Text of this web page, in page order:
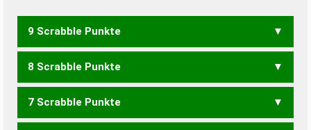
9 Scrabble Punkte
TWITTER WITTERT
8 Scrabble Punkte
WIRTET WITTER
7 Scrabble Punkte